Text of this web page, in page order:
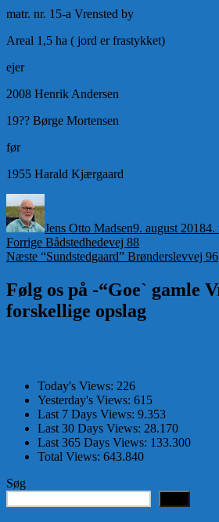
matr. nr. 15-a Vrensted by
Areal 1,5 ha ( jord er frastykket)
ejer
2008 Henrik Andersen
19?? Børge Mortensen
før
1955 Harald Kjærgaard
Jens Otto Madsen9. august 20184.
Indlægsnavigation
Forrige Forrige
indlæg:
Bådstedhedevej 88
Næste Næste
“Sundstedgaard” Brønderslevvej 96
Følg os på -“Goe` gamle
forskellige opslag
Today's Views: 226
Yesterday's Views: 615
Last 7 Days Views: 9.353
Last 30 Days Views: 28.170
Last 365 Days Views: 133.300
Total Views: 643.840
Søg